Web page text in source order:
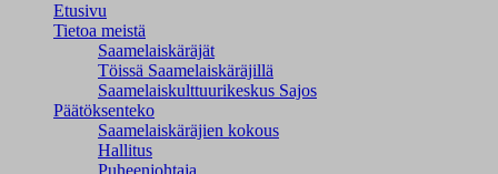
Etusivu
Tietoa meistä
Saamelaiskäräjät
Töissä Saamelaiskäräjillä
Saamelaiskulttuuri­keskus Sajos
Päätöksenteko
Saamelaiskäräjien kokous
Hallitus
Puheenjohtaja